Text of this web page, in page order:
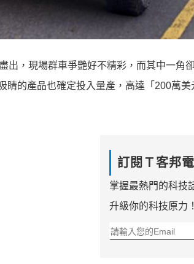
出，現場群車爭艷好不精彩，而其中一角
睛的產品也確定投入量產，高達「200萬
訂閱Ｔ客邦
掌握最熱門的科技
升級你的科技原力！